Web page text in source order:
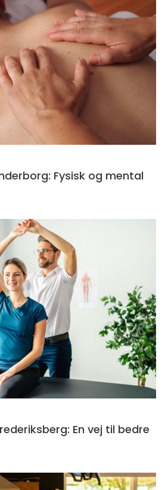
Fysisk og mental
En vej til bedre